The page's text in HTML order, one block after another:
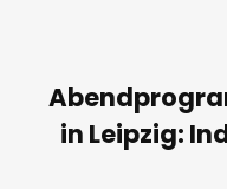
in Leipzig: